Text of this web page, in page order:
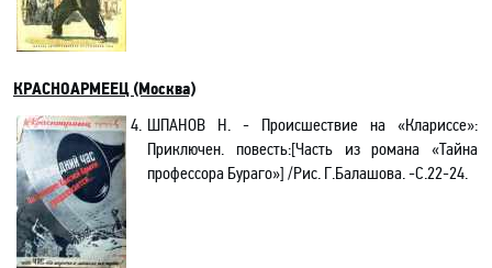
КРАСНОАРМЕЕЦ (Москва)
4. ШПАНОВ Н. - Происшествие на «Клариссе»:
Приключен. повесть:[Часть из романа «Тайна
профессора Бураго»] /Рис. Г.Балашова.-C.22-24.